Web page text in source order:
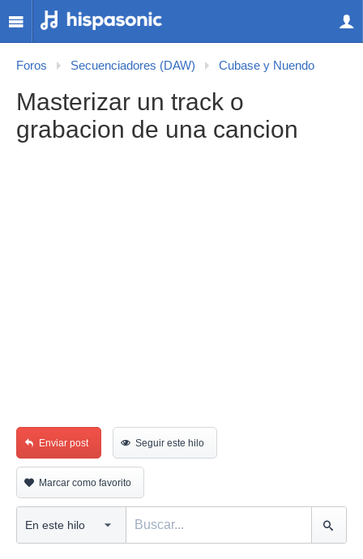
Foros Secuenciadores (DAW) Cubase y Nuendo
Masterizar un track o
grabacion de una cancion
Enviar post Seguir este hilo
Marcar como favorito